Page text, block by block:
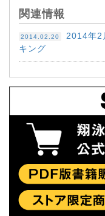
関連情報
2014.02.20
2014年2
キング